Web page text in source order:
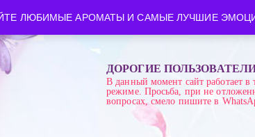
ЛЮБИМЫЕ АРОМАТЫ И САМЫЕ ЛУЧШИЕ
пн-сб 10:00-21:00
ДОРОГИЕ
В данный момент сайт работает в
режиме. Просьба, при не
вопросах, смело пишите в